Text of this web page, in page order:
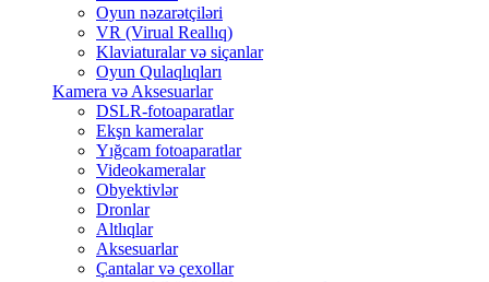
Oyun nəzarətçiləri
VR (Virual Reallıq)
Klaviaturalar və siçanlar
Oyun Qulaqlıqları
Kamera və Aksesuarlar
DSLR-fotoaparatlar
Ekşn kameralar
Yığcam fotoaparatlar
Videokameralar
Obyektivlər
Dronlar
Altlıqlar
Aksesuarlar
Çantalar və çexollar